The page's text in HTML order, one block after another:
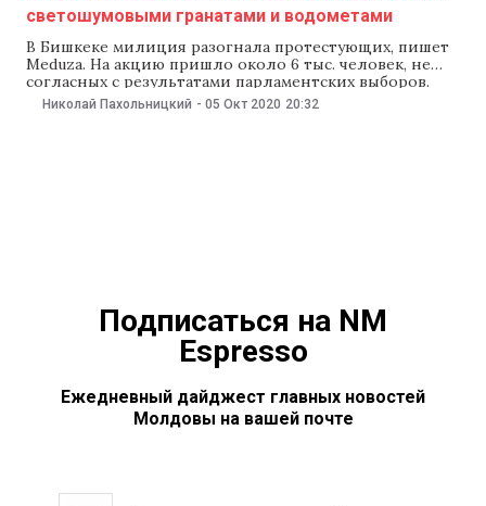
светошумовыми гранатами и водометами
В Бишкеке милиция разогнала протестующих, пишет
Meduza. На акцию пришло около 6 тыс. человек, не
согласных с результатами парламентских выборов.
Акция началась днем 5 октября. Ее поддержали 11
партий, не прошедших в парламент Киргизии.
Николай Пахольницкий - 05 Окт 2020 20:32
Подписаться на NM
Espresso
Ежедневный дайджест главных новостей
Молдовы на вашей почте